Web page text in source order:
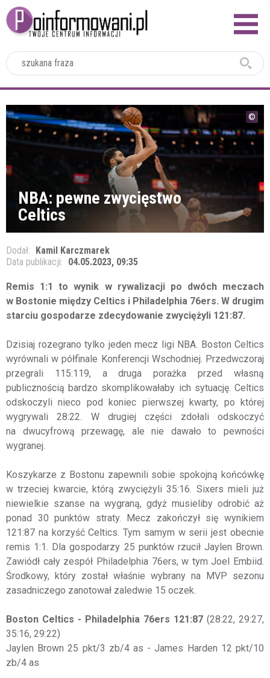
NBA: pewne zwycięstwo
Celtics
Dodał: Kamil Karczmarek
Data publikacji: 04.05.2023, 09:35
Remis 1:1 to wynik w rywalizacji po dwóch meczach
w Bostonie między Celtics i Philadelphia 76ers. W drugim
starciu gospodarze zdecydowanie zwyciężyli 121:87.
Dzisiaj rozegrano tylko jeden mecz ligi NBA. Boston Celtics
wyrównali w półfinale Konferencji Wschodniej. Przedwczoraj
przegrali 115:119, a druga porażka przed własną
publicznością bardzo skomplikowałaby ich sytuację. Celtics
odskoczyli nieco pod koniec pierwszej kwarty, po której
wygrywali 28:22. W drugiej części zdołali odskoczyć
na dwucyfrową przewagę, ale nie dawało to pewności
wygranej.
Koszykarze z Bostonu zapewnili sobie spokojną końcówkę
w trzeciej kwarcie, którą zwyciężyli 35:16. Sixers mieli już
niewielkie szanse na wygraną, gdyż musieliby odrobić aż
ponad 30 punktów straty. Mecz zakończył się wynikiem
121:87 na korzyść Celtics. Tym samym w serii jest obecnie
remis 1:1. Dla gospodarzy 25 punktów rzucił Jaylen Brown.
Zawiódł cały zespół Philadelphia 76ers, w tym Joel Embiid.
Środkowy, który został właśnie wybrany na MVP sezonu
zasadniczego zanotował zaledwie 15 oczek.
Boston Celtics - Philadelphia 76ers 121:87 (28:22, 29:27,
35:16, 29:22)
Jaylen Brown 25 pkt/3 zb/4 as - James Harden 12 pkt/10
zb/4 as